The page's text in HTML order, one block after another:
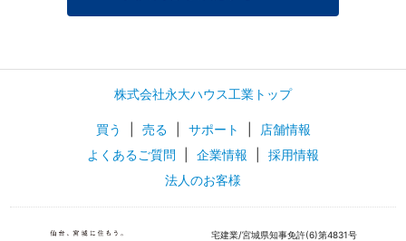
株式会社永大ハウス工業トップ
買う 売る サポート
店舗情報
よくあるご質問
企業情報
採用情報
法人のお客様
宅建業/宮城県知事免許(6)第4831号